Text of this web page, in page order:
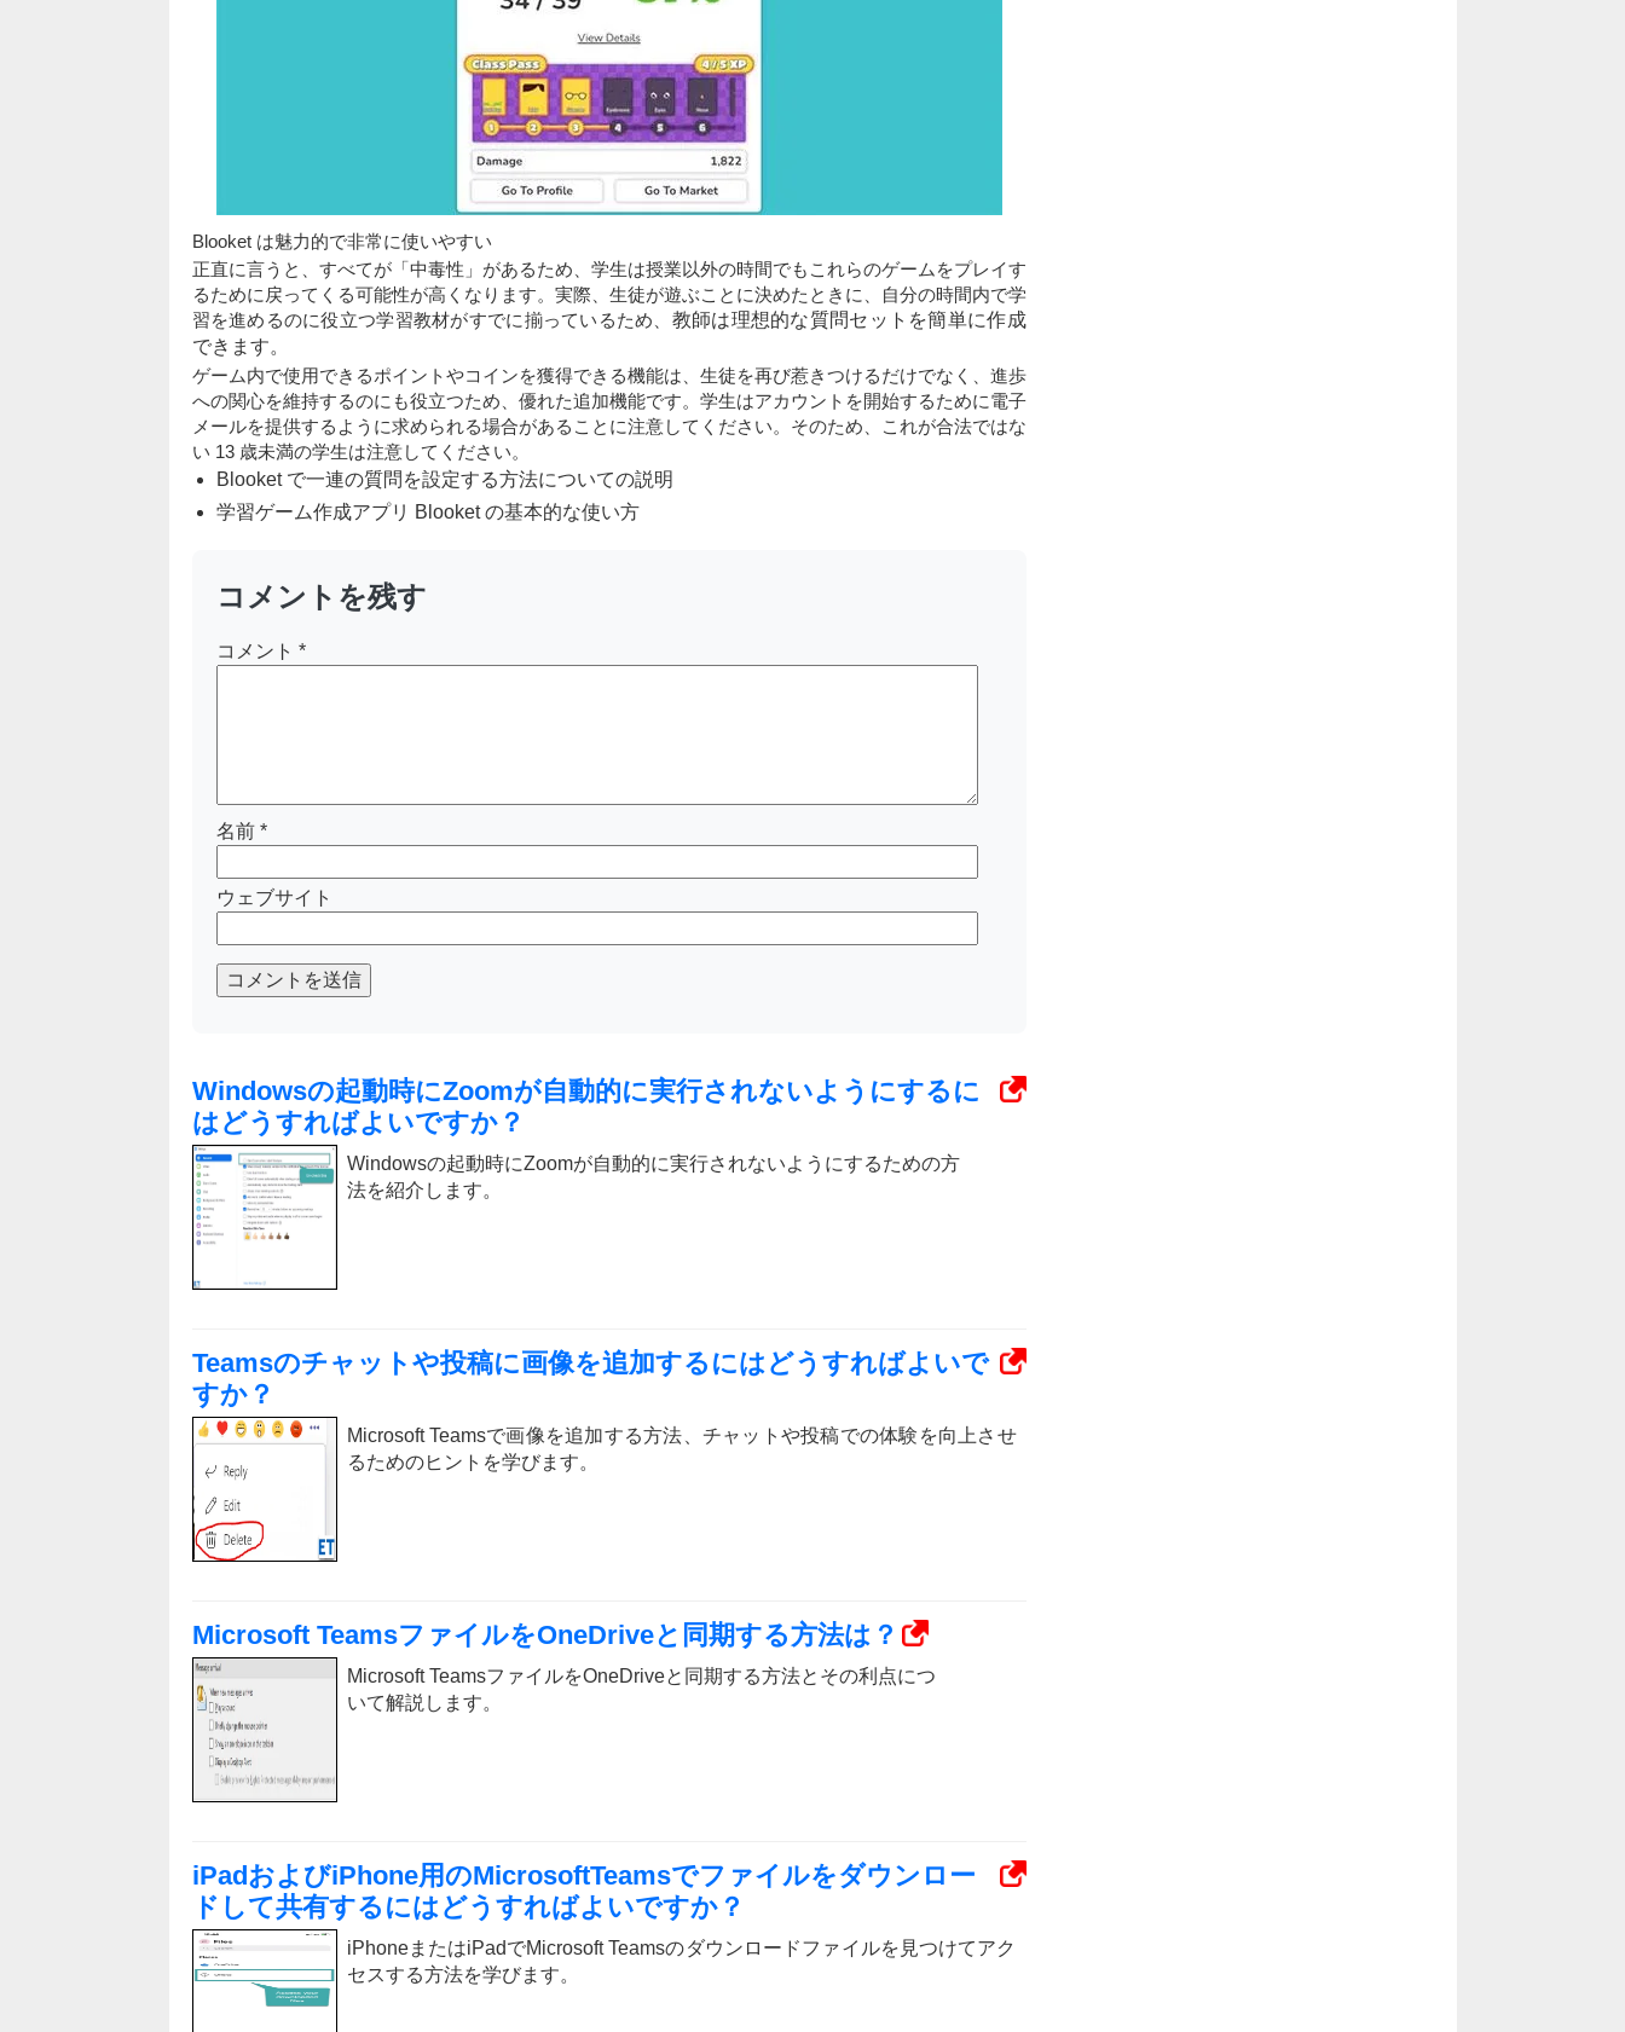
Blooket は魅力的で非常に使いやすい
正直に言うと、すべてが「中毒性」があるため、学生は授業以外の時間でもこれらのゲームをプレイす
るために戻ってくる可能性が高くなります。実際、生徒が遊ぶことに決めたときに、自分の時間内で学
習を進めるのに役立つ学習教材がすでに揃っているため、 教師は理想的な質問セットを簡単に作成
できます。
ゲーム内で使用できるポイントやコインを獲得できる機能は、生徒を再び惹きつけるだけでなく、進歩
への関心を維持するのにも役立つため、優れた追加機能です。学生はアカウントを開始するために電子
メールを提供するように求められる場合があることに注意してください。そのため、これが合法ではな
い 13 歳未満の学生は注意してください。
Blooket で一連の質問を設定する方法についての説明
学習ゲーム作成アプリ Blooket の基本的な使い方
コメントを残す
コメント *
名前 *
ウェブサイト
コメントを送信
Windowsの起動時にZoomが自動的に実行されないようにするに
はどうすればよいですか？
Windowsの起動時にZoomが自動的に実行されないようにするための方
法を紹介します。
Teamsのチャットや投稿に画像を追加するにはどうすればよいで
すか？
Microsoft Teamsで画像を追加する方法、チャットや投稿での体験を向上させ
るためのヒントを学びます。
Microsoft TeamsファイルをOneDriveと同期する方法は？
Microsoft TeamsファイルをOneDriveと同期する方法とその利点につ
いて解説します。
iPadおよびiPhone用のMicrosoftTeamsでファイルをダウンロー
ドして共有するにはどうすればよいですか？
iPhoneまたはiPadでMicrosoft Teamsのダウンロードファイルを見つけてアク
セスする方法を学びます。